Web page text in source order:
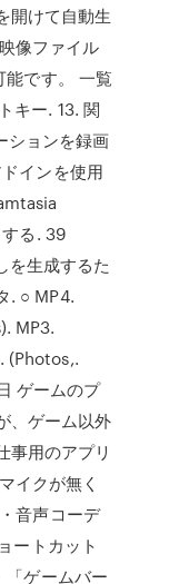
開けて自動生
像ファイル
です。 一覧
キー. 13. 関
ションを録画
インを使用
る. 39
生成するた
. ○ MP4.
MP3.
(Photos,.
ゲームのプ
、ゲーム以外
事用のアプリ
イクが無く
音声コーデ
ートカット
ゲームバー